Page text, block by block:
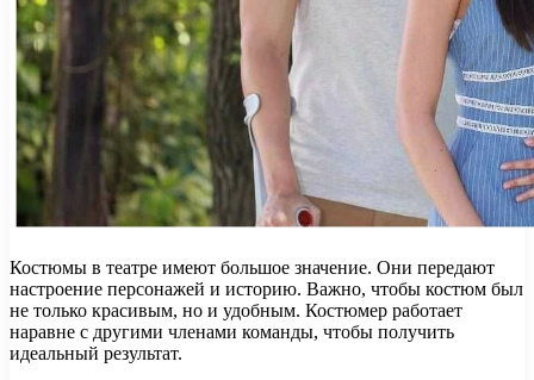
Костюмы в театре имеют большое значение. Они передают
настроение персонажей и историю. Важно, чтобы костюм был
не только красивым, но и удобным. Костюмер работает
наравне с другими членами команды, чтобы получить
идеальный результат.